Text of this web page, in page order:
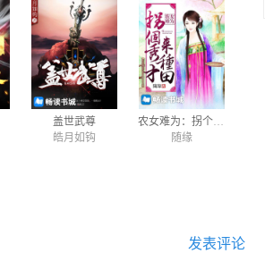
盖世武尊
皓月如钩
农女难为：拐个秀才来种田
随缘
发表评论